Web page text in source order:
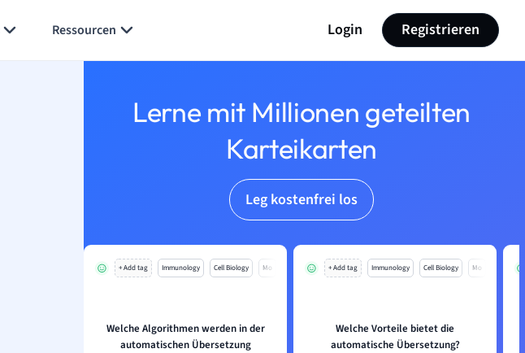
Ressourcen Login Registrieren
Lerne mit Millionen geteilten
Karteikarten
Leg kostenfrei los
+ Add tag Immunology Cell Biology Mo
Welche Algorithmen werden in der
automatischen Übersetzung
+ Add tag Immunology Cell Biology Mo
Welche Vorteile bietet die
automatische Übersetzung?